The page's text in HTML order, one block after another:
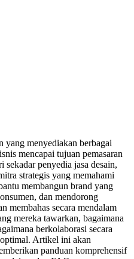
yang menyediakan berbagai
mencapai tujuan pemasaran
penyedia jasa desain,
strategis yang memahami
membangun brand yang
dan mendorong
membahas secara mendalam
mereka tawarkan, bagaimana
berkolaborasi secara
Artikel ini akan
panduan komprehensif